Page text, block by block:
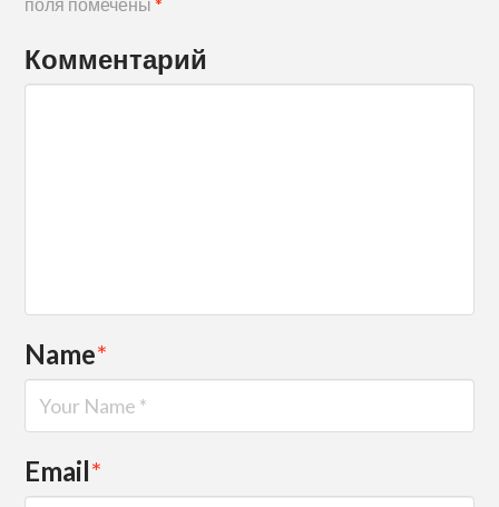
Комментарий
Name*
Email*